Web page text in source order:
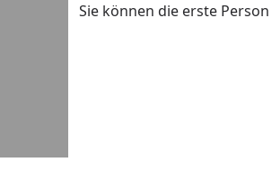
Sie können die erste